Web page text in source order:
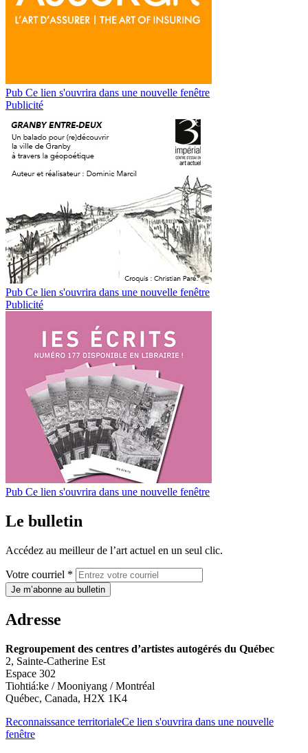
Pub Ce lien s'ouvrira dans une nouvelle fenêtre
Publicité
Pub Ce lien s'ouvrira dans une nouvelle fenêtre
Publicité
Pub Ce lien s'ouvrira dans une nouvelle fenêtre
Le bulletin
Accédez au meilleur de l’art actuel en un seul clic.
Votre courriel *
Je m’abonne au bulletin
Adresse
Regroupement des centres d’artistes autogérés du Québec
2, Sainte-Catherine Est
Espace 302
Tiohtiá:ke / Mooniyang / Montréal
Québec, Canada, H2X 1K4
Reconnaissance territorialeCe lien s'ouvrira dans une nouvelle
fenêtre